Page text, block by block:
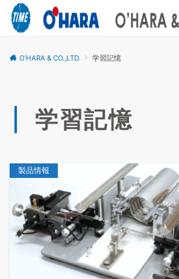
O’HARA & CO.,LTD. 学習記憶
学習記憶
製品情報